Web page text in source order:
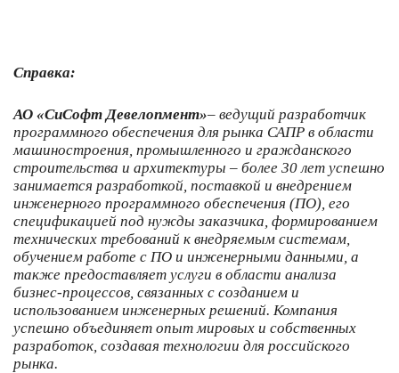
Справка:
АО «СиСофт Девелопмент»– ведущий разработчик
программного обеспечения для рынка САПР в области
машиностроения, промышленного и гражданского
строительства и архитектуры – более 30 лет успешно
занимается разработкой, поставкой и внедрением
инженерного программного обеспечения (ПО), его
спецификацией под нужды заказчика, формированием
технических требований к внедряемым системам,
обучением работе с ПО и инженерными данными, а
также предоставляет услуги в области анализа
бизнес-процессов, связанных с созданием и
использованием инженерных решений. Компания
успешно объединяет опыт мировых и собственных
разработок, создавая технологии для российского
рынка.